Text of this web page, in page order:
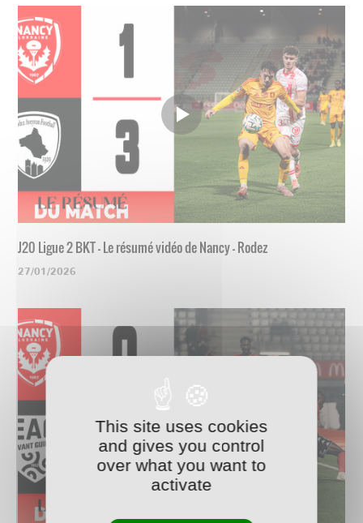
J20 Ligue 2 BKT - Le résumé vidéo de Nancy - Rodez
27/01/2026
This site uses cookies
and gives you control
over what you want to
activate